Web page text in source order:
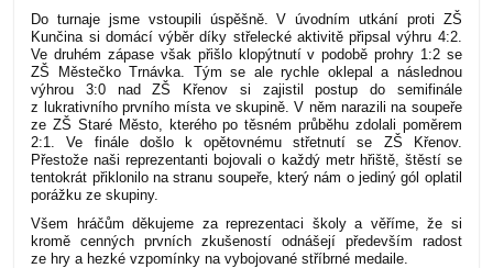
Do turnaje jsme vstoupili úspěšně. V úvodním utkání proti ZŠ
Kunčina si domácí výběr díky střelecké aktivitě připsal výhru 4:2.
Ve druhém zápase však přišlo klopýtnutí v podobě prohry 1:2 se
ZŠ Městečko Trnávka. Tým se ale rychle oklepal a následnou
výhrou 3:0 nad ZŠ Křenov si zajistil postup do semifinále
z lukrativního prvního místa ve skupině. V něm narazili na soupeře
ze ZŠ Staré Město, kterého po těsném průběhu zdolali poměrem
2:1. Ve finále došlo k opětovnému střetnutí se ZŠ Křenov.
Přestože naši reprezentanti bojovali o každý metr hřiště, štěstí se
tentokrát přiklonilo na stranu soupeře, který nám o jediný gól oplatil
porážku ze skupiny.
Všem hráčům děkujeme za reprezentaci školy a věříme, že si
kromě cenných prvních zkušeností odnášejí především radost
ze hry a hezké vzpomínky na vybojované stříbrné medaile.